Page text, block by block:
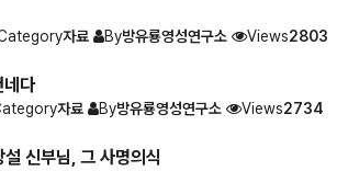
자료 By방유룡영성연구소 Views2803
다
자료 By방유룡영성연구소 Views2734
신부님, 그 사명의식